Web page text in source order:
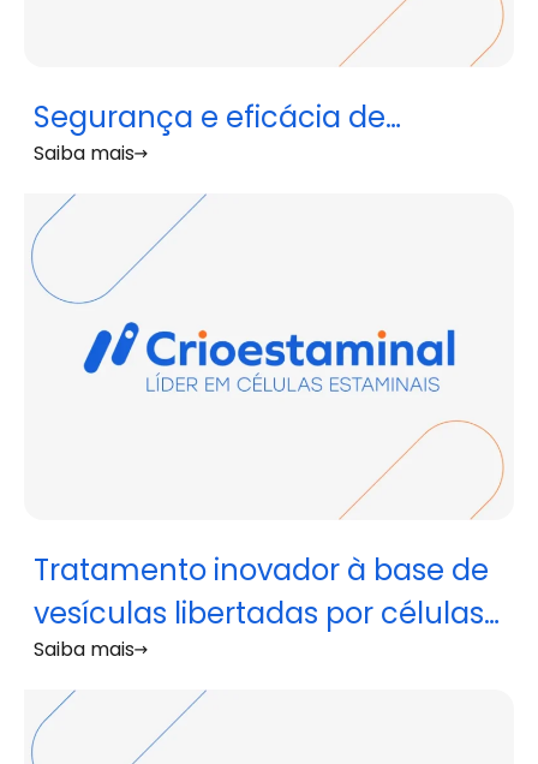
Segurança e eficácia de
tratamentos baseados em
Células Estaminais
Mesenquimais em doentes com
AVC
Saiba mais
Tratamento inovador à base de
vesículas libertadas por células
estaminais testado em modelo
animal de insuficiência ovárica
prematura
Saiba mais